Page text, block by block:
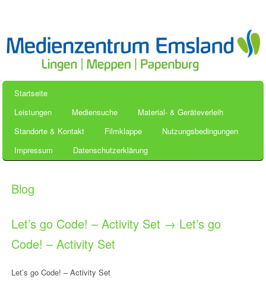
Startseite
Leistungen
Mediensuche
Material- & Geräteverleih
Standorte & Kontakt
Filmklappe
Nutzungsbedingungen
Impressum
Datenschutzerklärung
Blog
Let’s go Code! – Activity Set → Let’s go
Code! – Activity Set
Let’s go Code! – Activity Set